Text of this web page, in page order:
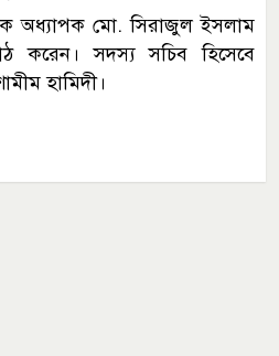
অধ্যাপক মো. সিরাজুল ইসলাম
করেন। সদস্য সচিব হিসেবে
হামিদী।